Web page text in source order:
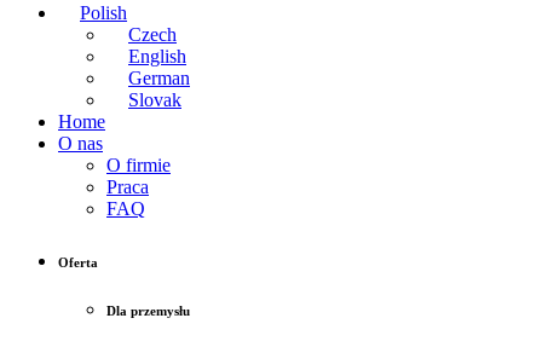
Polish
Czech
English
German
Slovak
Home
O nas
O firmie
Praca
FAQ
Oferta
Dla przemysłu